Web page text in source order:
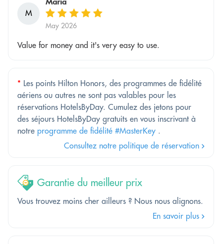
M
May 2026
Value for money and it's very easy to use.
* Les points Hilton Honors, des programmes de fidélité
aériens ou autres ne sont pas valables pour les
réservations HotelsByDay. Cumulez des jetons pour
des séjours HotelsByDay gratuits en vous inscrivant à
notre programme de fidélité #MasterKey .
Consultez notre politique de réservation
Garantie du meilleur prix
Vous trouvez moins cher ailleurs ? Nous nous alignons.
En savoir plus